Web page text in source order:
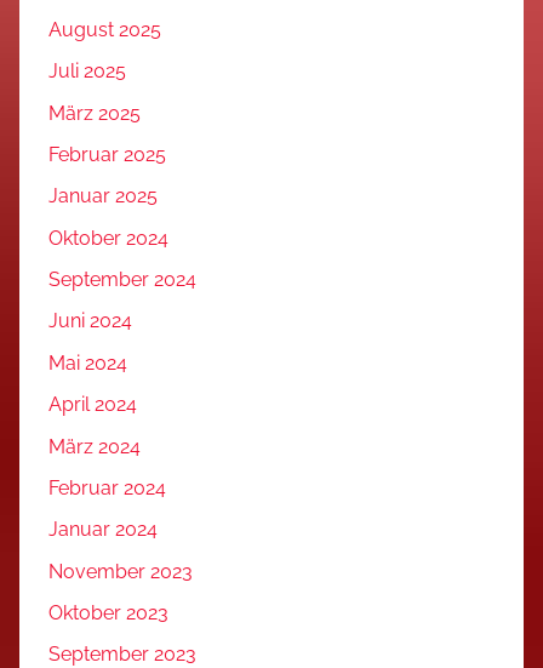
August 2025
Juli 2025
März 2025
Februar 2025
Januar 2025
Oktober 2024
September 2024
Juni 2024
Mai 2024
April 2024
März 2024
Februar 2024
Januar 2024
November 2023
Oktober 2023
September 2023